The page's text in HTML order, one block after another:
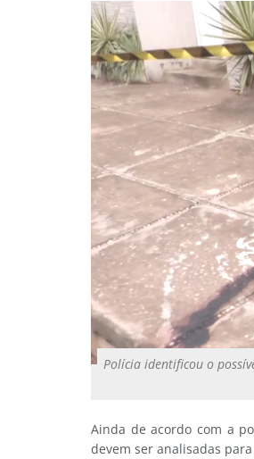
Polícia identificou o
Ainda de acordo com a
devem ser analisadas